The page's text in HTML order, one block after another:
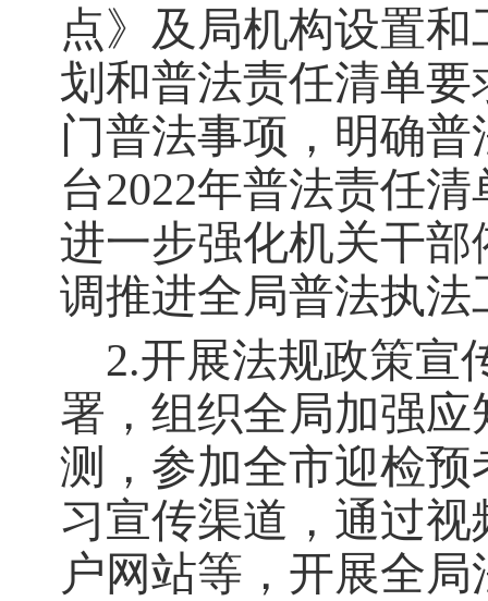
点》及局机构设置
划和普法责任清单
门普法事项，明确
台2022年普法责任
进一步强化机关干
调推进全局普法执法
2.开展法规政策宣
署，组织全局加强
测，参加全市迎检
习宣传渠道，通过
户网站等，开展全